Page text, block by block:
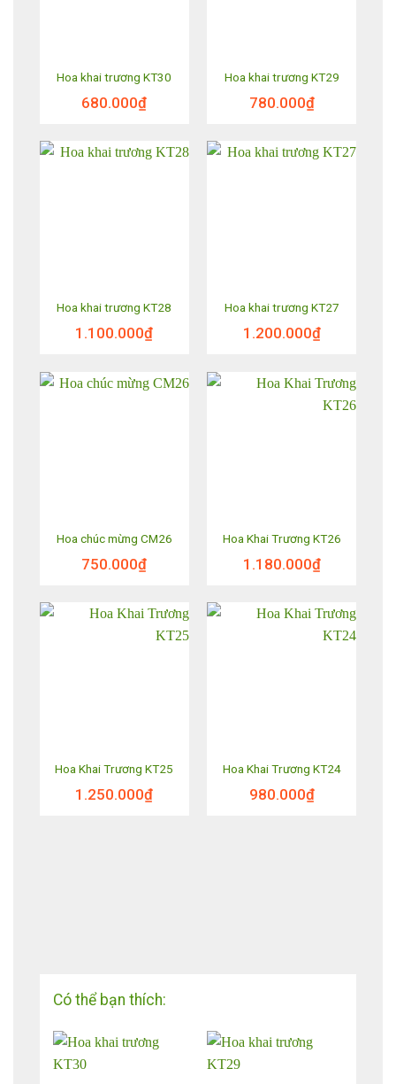
Hoa khai trương KT30
680.000₫
Hoa khai trương KT29
780.000₫
Hoa khai trương KT28
1.100.000₫
Hoa khai trương KT27
1.200.000₫
Hoa chúc mừng CM26
750.000₫
Hoa Khai Trương KT26
1.180.000₫
Hoa Khai Trương KT25
1.250.000₫
Hoa Khai Trương KT24
980.000₫
Có thể bạn thích: